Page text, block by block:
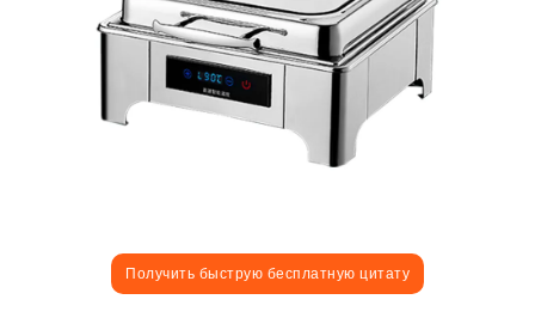
Получить быструю бесплатную цитату